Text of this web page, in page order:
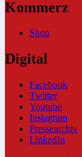
Kommerz
Shop
Digital
Facebook
Twitter
Youtube
Instagram
Pressearchiv
LinkedIn